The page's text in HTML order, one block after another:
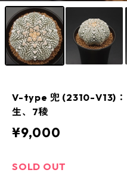
V-type 兜 (2310-V13)
生、7稜
¥9,000
SOLD OUT